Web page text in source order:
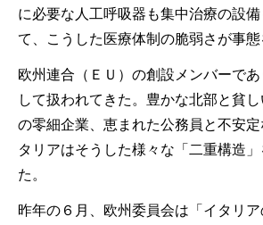
に必要な人工呼吸器も集中治療の設
て、こうした医療体制の脆弱さが事態
欧州連合（ＥＵ）の創設メンバーで
して扱われてきた。豊かな北部と貧
の零細企業、恵まれた公務員と不安
タリアはそうした様々な「二重構造
た。
昨年の６月、欧州委員会は「イタリ